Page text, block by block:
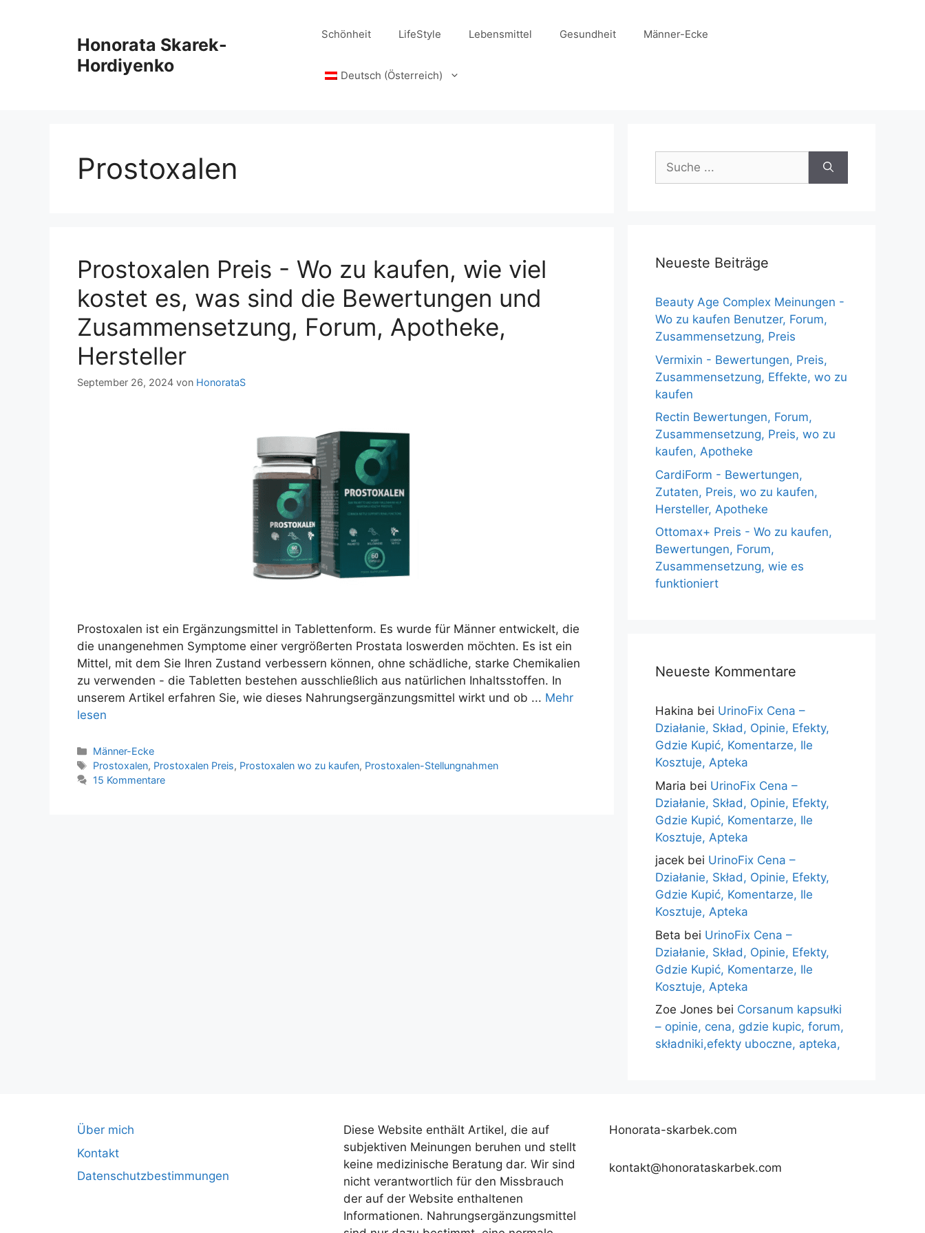
Honorata Skarek-
Hordiyenko
Schönheit LifeStyle Lebensmittel Gesundheit Männer-Ecke
Deutsch (Österreich)
Prostoxalen
Prostoxalen Preis - Wo zu kaufen, wie viel
kostet es, was sind die Bewertungen und
Zusammensetzung, Forum, Apotheke,
Hersteller
September 26, 2024 von HonorataS
Prostoxalen ist ein Ergänzungsmittel in Tablettenform. Es wurde für Männer entwickelt, die
die unangenehmen Symptome einer vergrößerten Prostata loswerden möchten. Es ist ein
Mittel, mit dem Sie Ihren Zustand verbessern können, ohne schädliche, starke Chemikalien
zu verwenden - die Tabletten bestehen ausschließlich aus natürlichen Inhaltsstoffen. In
unserem Artikel erfahren Sie, wie dieses Nahrungsergänzungsmittel wirkt und ob ... Mehr
lesen
Kategorien
Männer-Ecke
Tags
Prostoxalen, Prostoxalen Preis, Prostoxalen wo zu kaufen, Prostoxalen-Stellungnahmen
15 Kommentare
Suche
nach:
Neueste Beiträge
Beauty Age Сomplex Meinungen -
Wo zu kaufen Benutzer, Forum,
Zusammensetzung, Preis
Vermixin - Bewertungen, Preis,
Zusammensetzung, Effekte, wo zu
kaufen
Rectin Bewertungen, Forum,
Zusammensetzung, Preis, wo zu
kaufen, Apotheke
CardiForm - Bewertungen,
Zutaten, Preis, wo zu kaufen,
Hersteller, Apotheke
Ottomax+ Preis - Wo zu kaufen,
Bewertungen, Forum,
Zusammensetzung, wie es
funktioniert
Neueste Kommentare
Hakina bei UrinoFix Cena –
Działanie, Skład, Opinie, Efekty,
Gdzie Kupić, Komentarze, Ile
Kosztuje, Apteka
Maria bei UrinoFix Cena –
Działanie, Skład, Opinie, Efekty,
Gdzie Kupić, Komentarze, Ile
Kosztuje, Apteka
jacek bei UrinoFix Cena –
Działanie, Skład, Opinie, Efekty,
Gdzie Kupić, Komentarze, Ile
Kosztuje, Apteka
Beta bei UrinoFix Cena –
Działanie, Skład, Opinie, Efekty,
Gdzie Kupić, Komentarze, Ile
Kosztuje, Apteka
Zoe Jones bei Corsanum kapsułki
– opinie, cena, gdzie kupic, forum,
składniki,efekty uboczne, apteka,
Über mich
Kontakt
Datenschutzbestimmungen
Diese Website enthält Artikel, die auf
subjektiven Meinungen beruhen und stellt
keine medizinische Beratung dar. Wir sind
nicht verantwortlich für den Missbrauch
der auf der Website enthaltenen
Informationen. Nahrungsergänzungsmittel
Honorata-skarbek.com
kontakt@honorataskarbek.com